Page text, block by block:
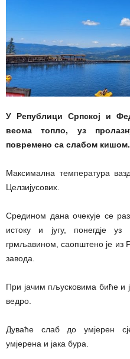
У Републици Српској и
веома топло, уз
повремено са слабом кишом.
Максимална температура
Целзијусових.
Средином дана очекује се
истоку и југу, понегдје
грмљавином, саопштено је из
завода.
При јачим пљусковима биће и
ведро.
Дуваће слаб до умјерен
умјерена и јака бура.